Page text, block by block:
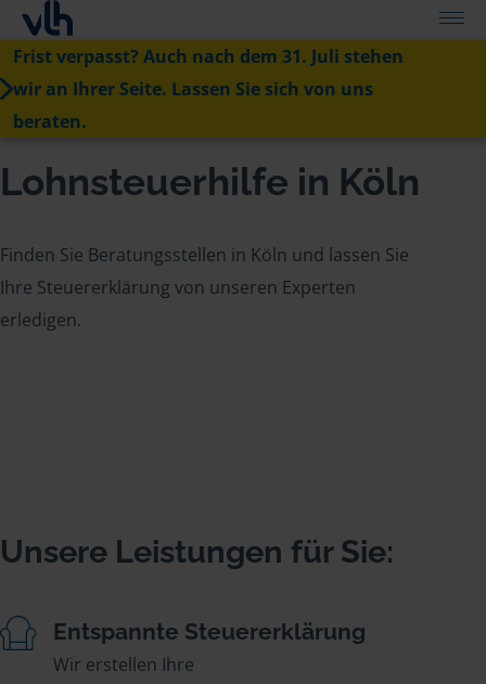
Frist verpasst? Auch nach dem 31. Juli stehen
wir an Ihrer Seite. Lassen Sie sich von uns
beraten.
Lohnsteuerhilfe in Köln
Finden Sie Beratungsstellen in Köln und lassen Sie
Ihre Steuererklärung von unseren Experten
erledigen.
Unsere Leistungen für Sie:
Entspannte Steuererklärung
Wir erstellen Ihre